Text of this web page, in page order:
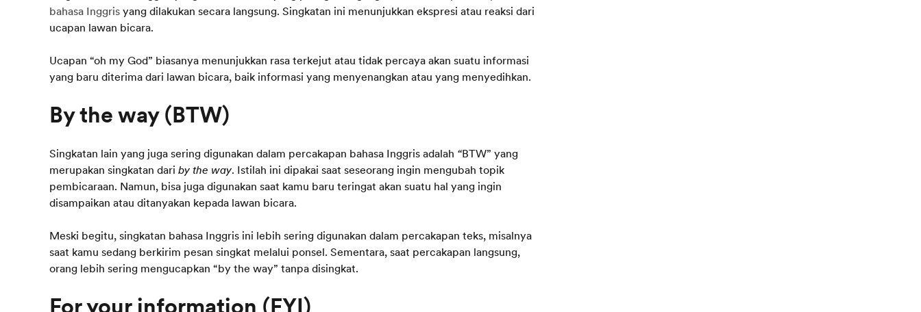
bahasa Inggrisyang dilakukan secara langsung. Singkatan ini menunjukkan ekspresi atau reaksi dari
ucapan lawan bicara.
Ucapan “oh my God” biasanya menunjukkan rasa terkejut atau tidak percaya akan suatu informasi
yang baru diterima dari lawan bicara, baik informasi yang menyenangkan atau yang menyedihkan.
By the way (BTW)
Singkatan lain yang juga sering digunakan dalam percakapan bahasa Inggris adalah “BTW” yang
merupakan singkatan dari by the way. Istilah ini dipakai saat seseorang ingin mengubah topik
pembicaraan. Namun, bisa juga digunakan saat kamu baru teringat akan suatu hal yang ingin
disampaikan atau ditanyakan kepada lawan bicara.
Meski begitu, singkatan bahasa Inggris ini lebih sering digunakan dalam percakapan teks, misalnya
saat kamu sedang berkirim pesan singkat melalui ponsel. Sementara, saat percakapan langsung,
orang lebih sering mengucapkan “by the way” tanpa disingkat.